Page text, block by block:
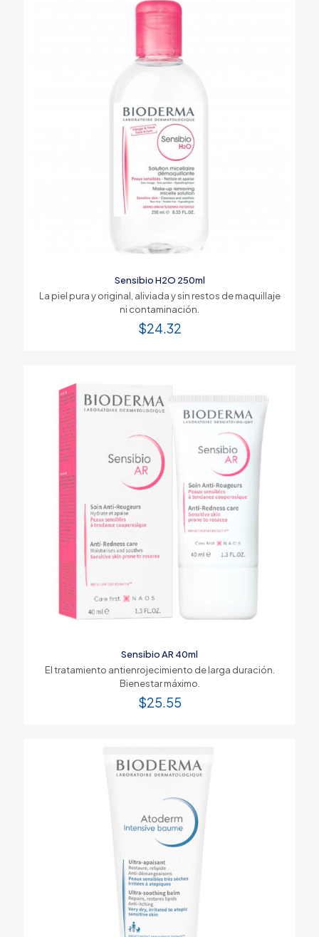
Sensibio H2O 250ml
La piel pura y original, aliviada y sin restos de maquillaje
ni contaminación.
$24.32
Sensibio AR 40ml
El tratamiento antienrojecimiento de larga duración.
Bienestar máximo.
$25.55